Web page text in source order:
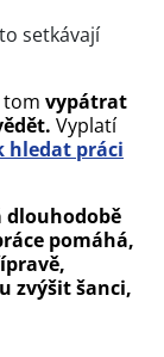
tom vypátrat
Vyplatí
hledat práci
dlouhodobě
pomáhá,
zvýšit šanci,